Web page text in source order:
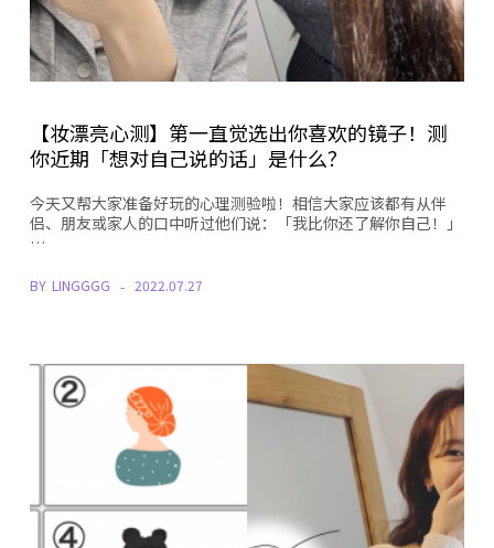
【妆漂亮心测】第一直觉选出你喜欢的镜子！测
你近期「想对自己说的话」是什么？
今天又帮大家准备好玩的心理测验啦！相信大家应该都有从伴
侣、朋友或家人的口中听过他们说：「我比你还了解你自己！」
…
BY LINGGGG 2022.07.27